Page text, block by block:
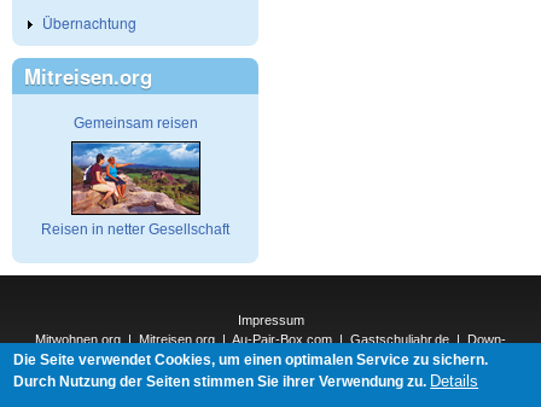
Übernachtung
Mitreisen.org
Gemeinsam reisen
Reisen in netter Gesellschaft
Impressum
Mitwohnen.org | Mitreisen.org | Au-Pair-Box.com | Gastschuljahr.de | Down-
Under.org |Elderpair.com|
Interconnections-Verlag.de|Natur-und-Umwelt.org|ReiseTops.com|
Die Seite verwendet Cookies, um einen optimalen Service zu sichern.
Durch Nutzung der Seiten stimmen Sie ihrer Verwendung zu. Details